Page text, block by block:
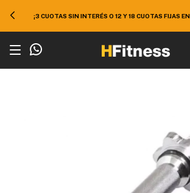
¡3 CUOTAS SIN INTERÉS O 12 Y 18 CUOTAS FIJAS